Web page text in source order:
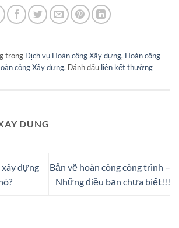
trong Dịch vụ Hoàn công Xây dựng, Hoàn công
công Xây dựng. Đánh dấu liên kết thường
DUNG
xây dựng
Bản vẽ hoàn công công trình –
Những điều bạn chưa biết!!!